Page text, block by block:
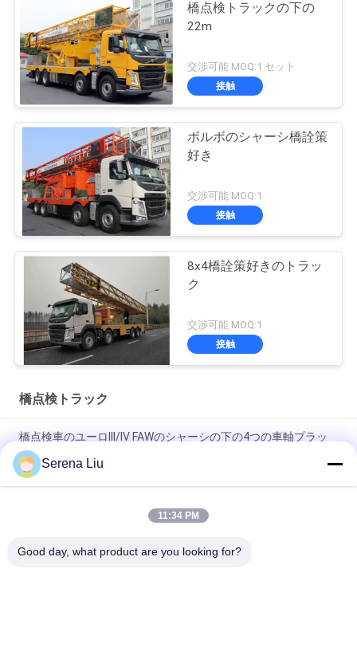
橋点検トラックの下の
22m
交渉可能 MOQ:1 セット
接触
ボルボのシャーシ橋詮策
好き
交渉可能 MOQ:1
接触
8x4橋詮策好きのトラッ
ク
交渉可能 MOQ:1
接触
橋点検トラック
橋点検車のユーロIII/IV FAWのシャーシの下の4つの車軸プラッ
トホーム22m
ボルボのシャーシは点検トラック/橋点検装置8x4のドライブの
Serena Liu
11:34 PM
Good day, what product are you looking for?